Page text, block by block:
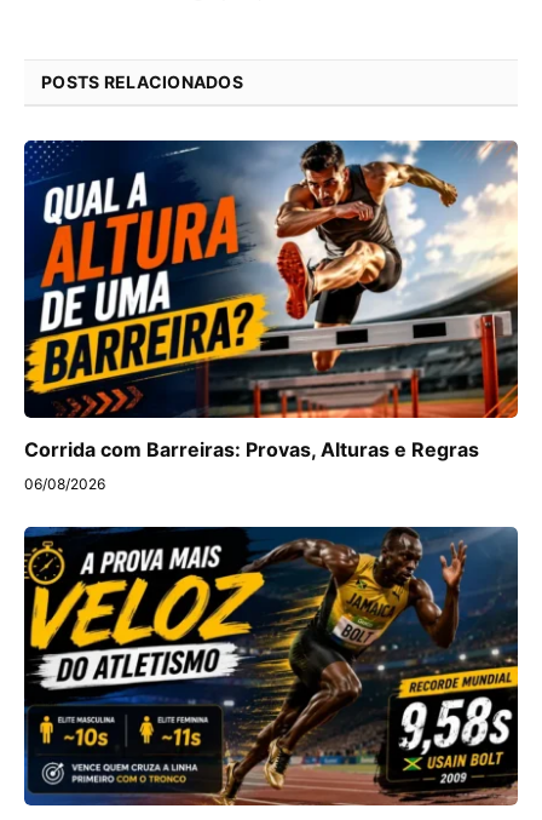
POSTS RELACIONADOS
Corrida com Barreiras: Provas, Alturas e Regras
06/08/2026